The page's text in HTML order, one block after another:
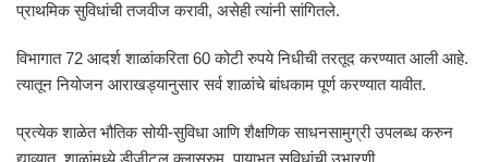
प्राथमिक सुविधांची तजवीज करावी, असेही त्यांनी सांगितले.
विभागात 72 आदर्श शाळांकरिता 60 कोटी रुपये निधीची तरतूद करण्यात आली आहे.
त्यातून नियोजन आराखड्यानुसार सर्व शाळांचे बांधकाम पूर्ण करण्यात यावीत.
प्रत्येक शाळेत भौतिक सोयी-सुविधा आणि शैक्षणिक साधनसामुग्री उपलब्ध करुन
द्याव्यात. शाळांमध्ये डीजीटल क्लासरुम, पायाभूत सुविधांची उभारणी,